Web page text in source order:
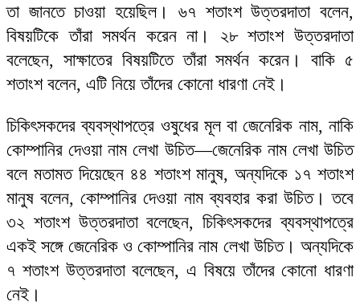
তা জানতে চাওয়া হয়েছিল। ৬৭ শতাংশ উত্তরদাতা বলেন,
বিষয়টিকে তাঁরা সমর্থন করেন না। ২৮ শতাংশ উত্তরদাতা
বলেছেন, সাক্ষাতের বিষয়টিতে তাঁরা সমর্থন করেন। বাকি ৫
শতাংশ বলেন, এটি নিয়ে তাঁদের কোনো ধারণা নেই।
চিকিৎসকদের ব্যবস্থাপত্রে ওষুধের মূল বা জেনেরিক নাম, নাকি
কোম্পানির দেওয়া নাম লেখা উচিত—জেনেরিক নাম লেখা উচিত
বলে মতামত দিয়েছেন ৪৪ শতাংশ মানুষ, অন্যদিকে ১৭ শতাংশ
মানুষ বলেন, কোম্পানির দেওয়া নাম ব্যবহার করা উচিত। তবে
৩২ শতাংশ উত্তরদাতা বলেছেন, চিকিৎসকদের ব্যবস্থাপত্রে
একই সঙ্গে জেনেরিক ও কোম্পানির নাম লেখা উচিত। অন্যদিকে
৭ শতাংশ উত্তরদাতা বলেছেন, এ বিষয়ে তাঁদের কোনো ধারণা
নেই।